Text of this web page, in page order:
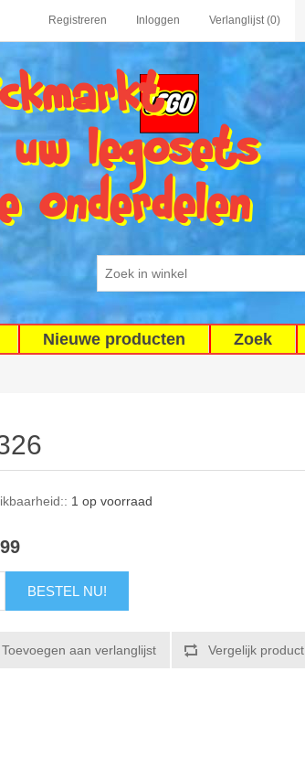
Registreren Inloggen Verlanglijst (0)
legosets
onderdelen
Nieuwe producten Zoek
1 op voorraad
BESTEL NU!
Toevoegen aan verlanglijst Vergelijk product